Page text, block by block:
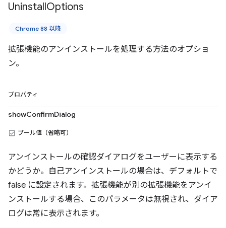
UninstallOptions
Chrome 88 以降
拡張機能のアンインストールを処理する方法のオプショ
ン。
プロパティ
showConfirmDialog
ブール値（省略可）
アンインストールの確認ダイアログをユーザーに表示する
かどうか。自己アンインストールの場合は、デフォルトで
false に設定されます。拡張機能が別の拡張機能をアンイ
ンストールする場合、このパラメータは無視され、ダイア
ログは常に表示されます。